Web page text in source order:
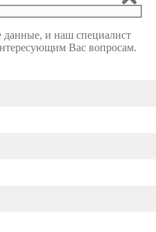
данные, и наш специалист
Вас вопросам.